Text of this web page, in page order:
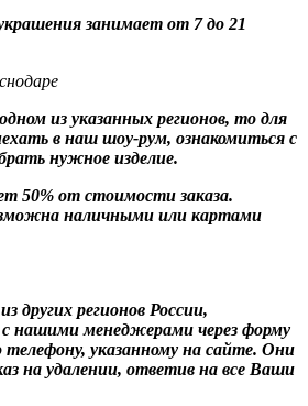
занимает от 7 до 21
из указанных регионов, то для
в наш шоу-рум, ознакомиться с
нужное изделие.
50% от стоимости заказа.
наличными или картами
других регионов России,
с нашими менеджерами через форму
телефону, указанному на сайте. Они
на удалении, ответив на все Ваши